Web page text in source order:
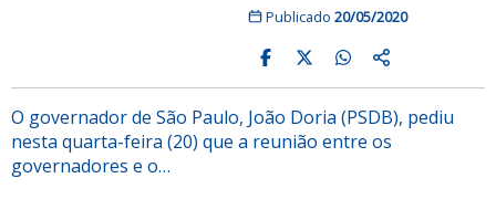
Publicado 20/05/2020
O governador de São Paulo, João Doria (PSDB), pediu
nesta quarta-feira (20) que a reunião entre os
governadores e o…